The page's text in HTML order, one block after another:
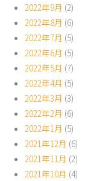
2022年9月 (2)
2022年8月 (6)
2022年7月 (5)
2022年6月 (5)
2022年5月 (7)
2022年4月 (5)
2022年3月 (3)
2022年2月 (6)
2022年1月 (5)
2021年12月 (6)
2021年11月 (2)
2021年10月 (4)